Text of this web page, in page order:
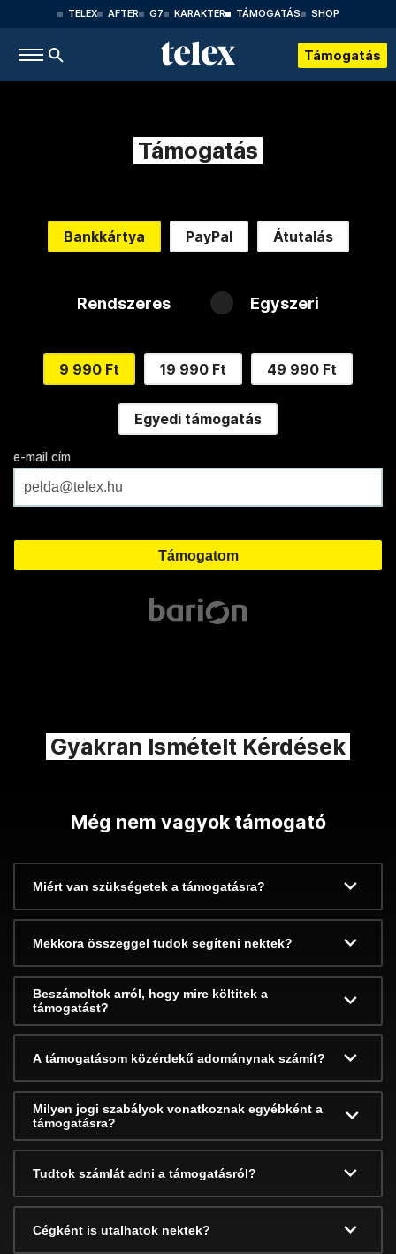
TELEX AFTER G7 KARAKTER TÁMOGATÁS SHOP
Támogatás
Támogatás
Bankkártya PayPal Átutalás
Rendszeres Egyszeri
9 990 Ft 19 990 Ft 49 990 Ft
Egyedi támogatás
e-mail cím
Gyakran Ismételt Kérdések
Még nem vagyok támogató
Miért van szükségetek a támogatásra?
Mekkora összeggel tudok segíteni nektek?
Beszámoltok arról, hogy mire költitek a
támogatást?
A támogatásom közérdekű adománynak számít?
Milyen jogi szabályok vonatkoznak egyébként a
támogatásra?
Tudtok számlát adni a támogatásról?
Cégként is utalhatok nektek?